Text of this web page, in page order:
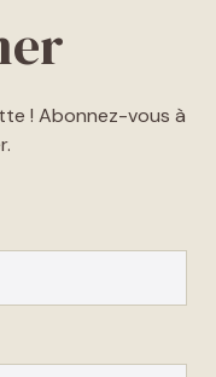
! Abonnez-vous à